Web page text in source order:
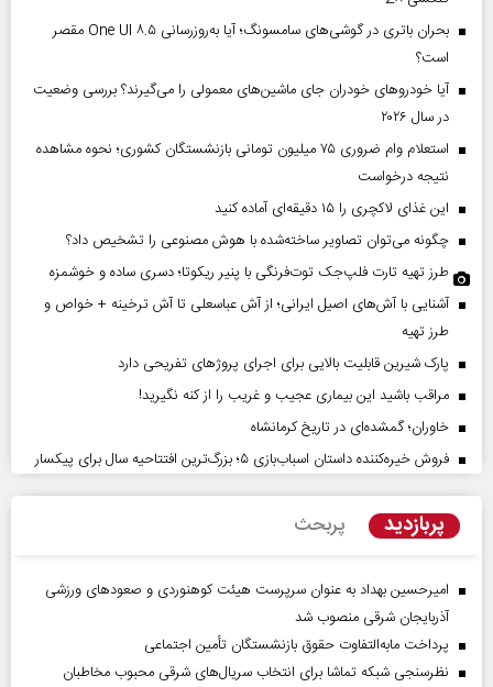
بحران باتری در گوشی‌های سامسونگ؛ آیا به‌روزرسانی One UI ۸.۵ مقصر
است؟
آیا خودروهای خودران جای ماشین‌های معمولی را می‌گیرند؟ بررسی وضعیت
در سال ۲۰۲۶
استعلام وام ضروری ۷۵ میلیون تومانی بازنشستگان کشوری؛ نحوه مشاهده
نتیجه درخواست
این غذای لاکچری را ۱۵ دقیقه‌ای آماده کنید
چگونه می‌توان تصاویر ساخته‌شده با هوش مصنوعی را تشخیص داد؟
طرز تهیه تارت فلپ‌جک توت‌فرنگی با پنیر ریکوتا؛ دسری ساده و خوشمزه
آشنایی با آش‌های اصیل ایرانی؛ از آش عباسعلی تا آش ترخینه + خواص و
طرز تهیه
پارک شیرین قابلیت‌ بالایی برای اجرای پروژهای تفریحی دارد
مراقب باشید این بیماری عجیب و غریب را از کنه نگیرید!
خاوران؛ گمشده‌ای در تاریخ کرمانشاه
فروش خیره‌کننده داستان اسباب‌بازی ۵؛ بزرگ‌ترین افتتاحیه سال برای پیکسار
پربازدید پربحث
امیرحسین بهداد به عنوان سرپرست هیئت کوهنوردی و صعودهای ورزشی
آذربایجان شرقی منصوب شد
پرداخت مابه‌التفاوت حقوق بازنشستگان تأمین اجتماعی
نظرسنجی شبکه تماشا برای انتخاب سریال‌های شرقی محبوب مخاطبان